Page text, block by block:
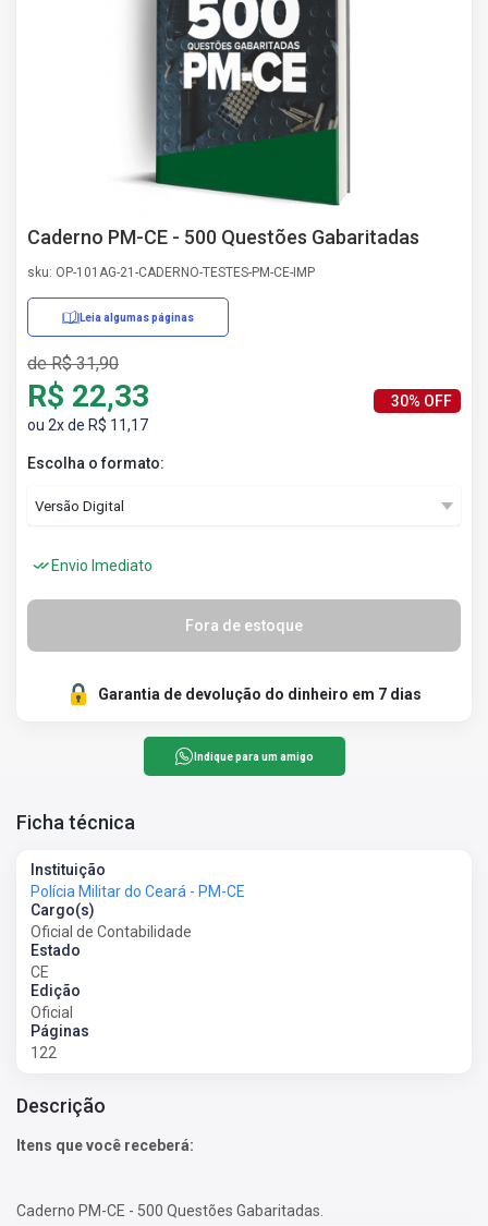
Caderno PM-CE - 500 Questões Gabaritadas
sku: OP-101AG-21-CADERNO-TESTES-PM-CE-IMP
Leia algumas páginas
de R$ 31,90
R$ 22,33
ou 2x de R$ 11,17
30% OFF
Escolha o formato:
Envio Imediato
Fora de estoque
Garantia de devolução do dinheiro em 7 dias
Indique para um amigo
Ficha técnica
Instituição
Polícia Militar do Ceará - PM-CE
Cargo(s)
Oficial de Contabilidade
Estado
CE
Edição
Oficial
Páginas
122
Descrição
Itens que você receberá:
Caderno PM-CE - 500 Questões Gabaritadas.